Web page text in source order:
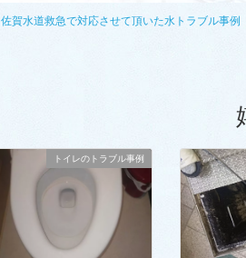
佐賀水道救急で対応させて頂いた水トラブル事例
トイレのトラブル事例